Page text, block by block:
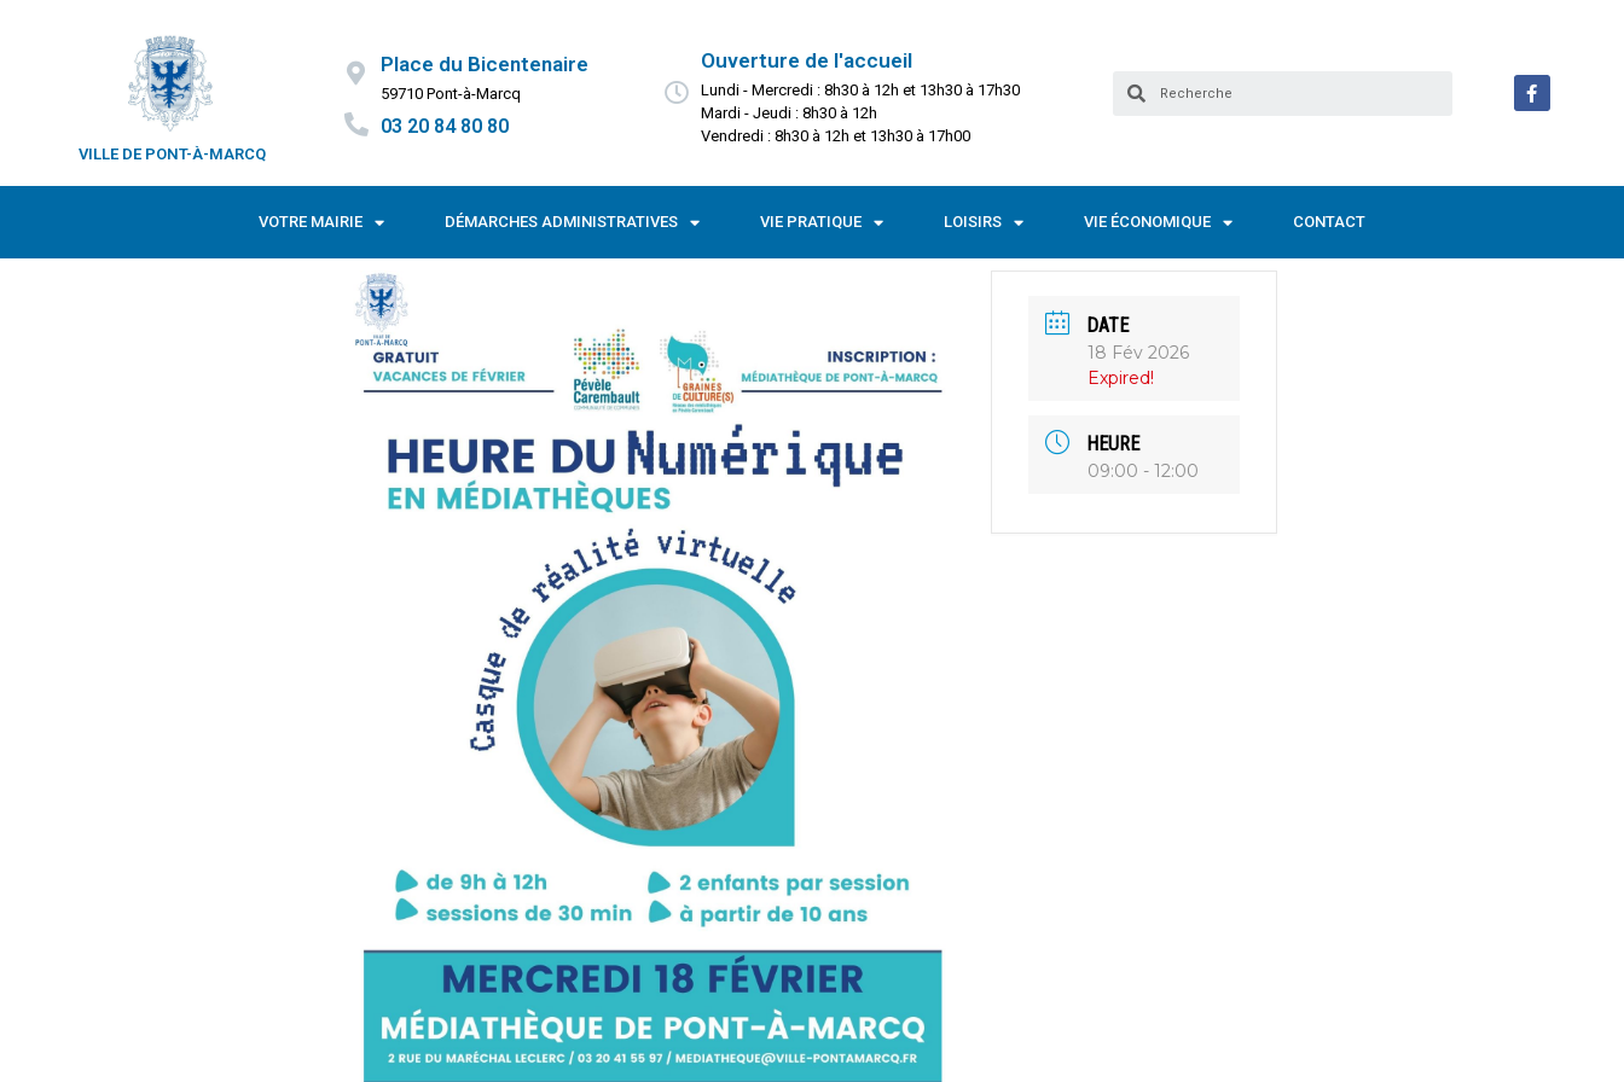
VILLE DE PONT-À-MARCQ
Place du Bicentenaire
59710 Pont-à-Marcq
03 20 84 80 80
Ouverture de l'accueil
Lundi - Mercredi : 8h30 à 12h et 13h30 à 17h30
Mardi - Jeudi : 8h30 à 12h
Vendredi : 8h30 à 12h et 13h30 à 17h00
VOTRE MAIRIE DÉMARCHES ADMINISTRATIVES VIE PRATIQUE LOISIRS VIE ÉCONOMIQUE CONTACT
DATE
18 Fév 2026
Expired!
HEURE
09:00 - 12:00